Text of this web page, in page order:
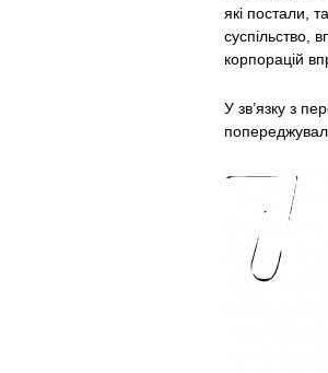
які постали,
суспільство,
корпорацій
У зв’язку з